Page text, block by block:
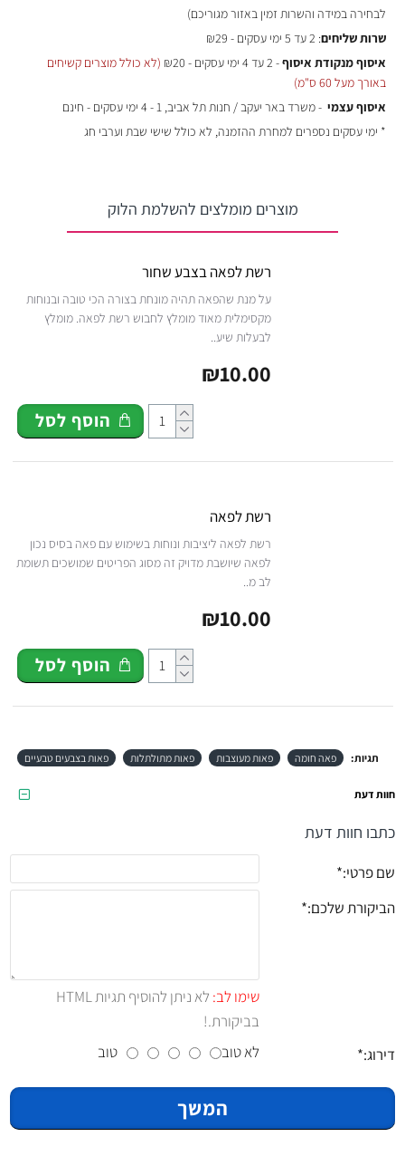
לבחירה במידה והשרות זמין באזור מגוריכם)
שרות שליחים: 2 עד 5 ימי עסקים - ₪29
איסוף מנקודת איסוף- 2 עד 4 ימי עסקים - ₪20
(לא כולל מוצרים קשיחים
באורך מעל 60 ס"מ)
איסוף עצמי - משרד באר יעקב / חנות תל אביב, 1 - 4 ימי עסקים - חינם
* ימי עסקים נספרים למחרת ההזמנה, לא כולל שישי שבת וערבי חג
מוצרים מומלצים להשלמת הלוק
רשת לפאה בצבע שחור
על מנת שהפאה תהיה מונחת בצורה הכי טובה ובנוחות
מקסימלית מאוד מומלץ לחבוש רשת לפאה. מומלץ
לבעלות שיע..
₪10.00
הוסף לסל
רשת לפאה
רשת לפאה ליציבות ונוחות בשימוש עם פאה בסיס נכון
לפאה שיושבת מדויק זה מסוג הפריטים שמושכים תשומת
לב מ..
₪10.00
הוסף לסל
תגיות: פאה חומה פאות מעוצבות פאות מתולתלות פאות בצבעים טבעיים
חוות דעת
כתבו חוות דעת
שם פרטי:
הביקורת שלכם:
שימו לב:
לא ניתן להוסיף תגיות HTML
בביקורת.!
דירוג:
לא טוב טוב
המשך